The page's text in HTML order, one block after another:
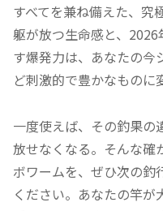
すべてを兼ね備えた、究
躯が放つ生命感と、
す爆発力は、あなたの今
ど刺激的で豊かなものに
一度使えば、その釣果の
放せなくなる。そんな確
ボワームを、ぜひ次の釣
ください。あなたの竿